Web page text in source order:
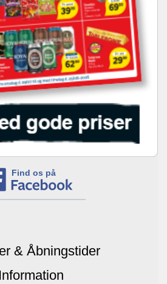
Find os på
& Åbningstider
Information